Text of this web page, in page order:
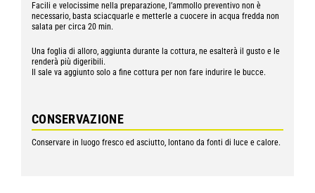
Facili e velocissime nella preparazione, l’ammollo preventivo non è
necessario, basta sciacquarle e metterle a cuocere in acqua fredda non
salata per circa 20 min.
Una foglia di alloro, aggiunta durante la cottura, ne esalterà il gusto e le
renderà più digeribili.
Il sale va aggiunto solo a fine cottura per non fare indurire le bucce.
CONSERVAZIONE
Conservare in luogo fresco ed asciutto, lontano da fonti di luce e calore.